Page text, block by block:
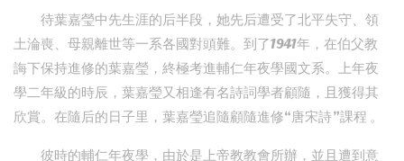
待葉嘉瑩中先生涯的后半段，她先后遭受了北平失守、領
土淪喪、母親離世等一系各國對頭難。到了1941年，在伯父教
誨下保持進修的葉嘉瑩，終極考進輔仁年夜學國文系。上年夜
學二年級的時辰，葉嘉瑩又相逢有名詩詞學者顧隨，且獲得其
欣賞。在隨后的日子里，葉嘉瑩追隨顧隨進修“唐宋詩”課程 。
彼時的輔仁年夜學，由於是上帝教教會所辦，並且遭到意